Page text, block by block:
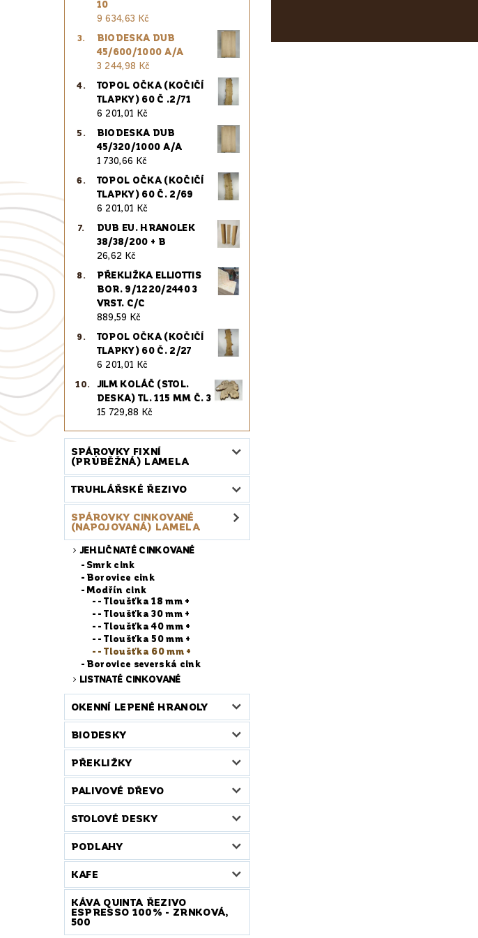
10
9 634,63 Kč
BIODESKA DUB
45/600/1000 A/A
3 244,98 Kč
TOPOL OČKA (KOČIČÍ
TLAPKY) 60 Č .2/71
6 201,01 Kč
BIODESKA DUB
45/320/1000 A/A
1 730,66 Kč
TOPOL OČKA (KOČIČÍ
TLAPKY) 60 Č. 2/69
6 201,01 Kč
DUB EU. HRANOLEK
38/38/200 + B
26,62 Kč
PŘEKLIŽKA ELLIOTTIS
BOR. 9/1220/2440 3
VRST. C/C
889,59 Kč
TOPOL OČKA (KOČIČÍ
TLAPKY) 60 Č. 2/27
6 201,01 Kč
JILM KOLÁČ (STOL.
DESKA) TL. 115 MM Č. 3
15 729,88 Kč
SPÁROVKY FIXNÍ
(PRŮBĚŽNÁ) LAMELA
TRUHLÁŘSKÉ ŘEZIVO
SPÁROVKY CINKOVANÉ
(NAPOJOVANÁ) LAMELA
JEHLIČNATÉ CINKOVANÉ
Smrk cink
Borovice cink
Modřín cink
- Tloušťka 18 mm +
- Tloušťka 30 mm +
- Tloušťka 40 mm +
- Tloušťka 50 mm +
- Tloušťka 60 mm +
Borovice severská cink
LISTNATÉ CINKOVANÉ
OKENNÍ LEPENÉ HRANOLY
BIODESKY
PŘEKLIŽKY
PALIVOVÉ DŘEVO
STOLOVÉ DESKY
PODLAHY
KAFE
KÁVA QUINTA ŘEZIVO
ESPRESSO 100% - ZRNKOVÁ,
500